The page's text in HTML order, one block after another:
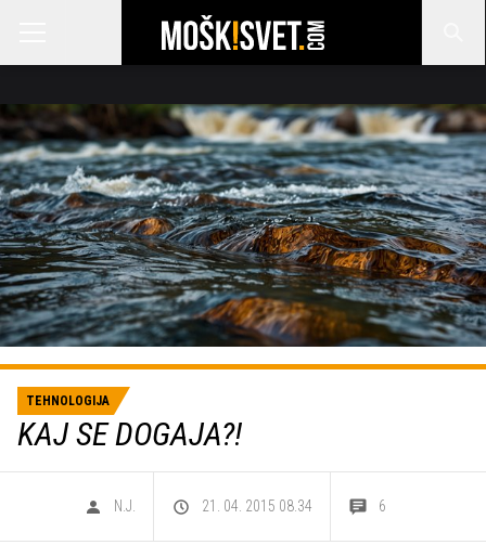
TEHNOLOGIJA
KAJ SE DOGAJA?!
N.J. 21. 04. 2015 08.34 6